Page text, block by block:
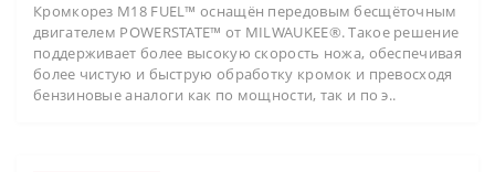
Кромкорез M18 FUEL™ оснащён передовым бесщёточным
двигателем POWERSTATE™ от MILWAUKEE®. Такое решение
поддерживает более высокую скорость ножа, обеспечивая
более чистую и быструю обработку кромок и превосходя
бензиновые аналоги как по мощности, так и по э..